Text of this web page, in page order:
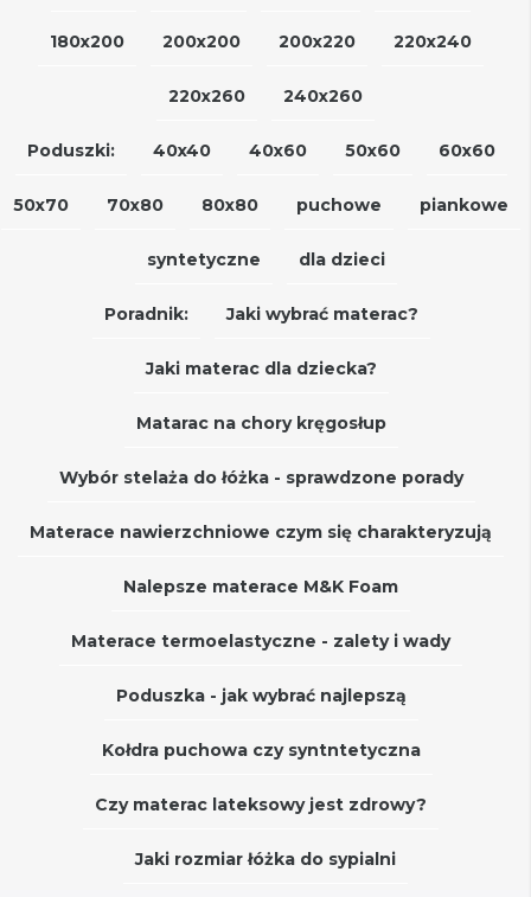
180x200 200x200 200x220 220x240
220x260 240x260
Poduszki: 40x40 40x60 50x60 60x60
50x70 70x80 80x80 puchowe piankowe
syntetyczne dla dzieci
Poradnik: Jaki wybrać materac?
Jaki materac dla dziecka?
Matarac na chory kręgosłup
Wybór stelaża do łóżka - sprawdzone porady
Materace nawierzchniowe czym się charakteryzują
Nalepsze materace M&K Foam
Materace termoelastyczne - zalety i wady
Poduszka - jak wybrać najlepszą
Kołdra puchowa czy syntntetyczna
Czy materac lateksowy jest zdrowy?
Jaki rozmiar łóżka do sypialni